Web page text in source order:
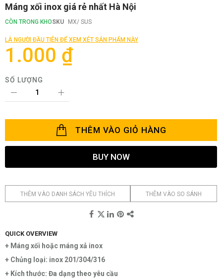
Chuyển
đến
phần
của
thư
hình
Máng xối inox giá rẻ nhất Hà Nội
CÒN TRONG KHOSKU MX/ SUS
LÀ NGƯỜI ĐẦU TIÊN ĐỂ XEM XÉT SẢN PHẨM NÀY
1.000 ₫
SỐ LƯỢNG
THÊM VÀO GIỎ HÀNG
BUY NOW
THÊM VÀO DANH SÁCH YÊU THÍCH THÊM VÀO SO SÁNH
QUICK OVERVIEW
+ Máng xối hoặc máng xả inox
+ Chủng loại: inox 201/304/316
+ Kích thước: Đa dạng theo yêu cầu